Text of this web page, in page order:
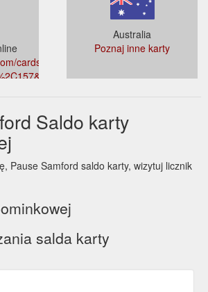
cards?
Australia
Poznaj inne karty
Saldo karty
Pause Samford saldo karty, wizytuj licznik
salda karty